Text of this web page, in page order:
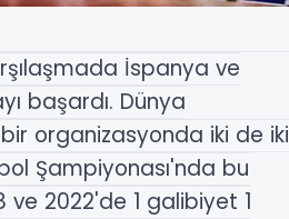
İspanya ve
başardı. Dünya
organizasyonda iki de iki
Şampiyonası'nda bu
ve 2022'de 1 galibiyet 1